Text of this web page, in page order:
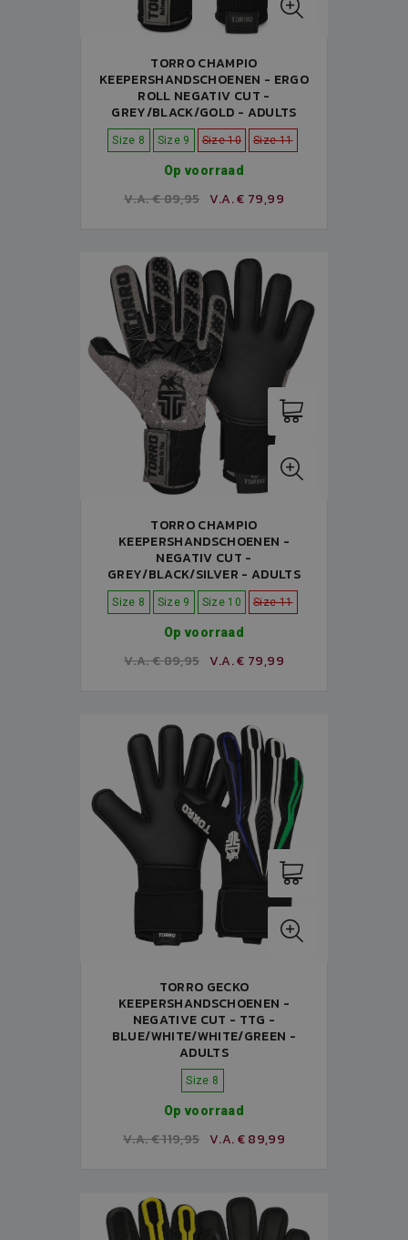
TORRO CHAMPIO
KEEPERSHANDSCHOENEN - ERGO
ROLL NEGATIV CUT -
GREY/BLACK/GOLD - ADULTS
Size 8 Size 9 Size 10 Size 11
Op voorraad
V.A. € 89,95 V.A. € 79,99
TORRO CHAMPIO
KEEPERSHANDSCHOENEN -
NEGATIV CUT -
GREY/BLACK/SILVER - ADULTS
Size 8 Size 9 Size 10 Size 11
Op voorraad
V.A. € 89,95 V.A. € 79,99
TORRO GECKO
KEEPERSHANDSCHOENEN -
NEGATIVE CUT - TTG -
BLUE/WHITE/WHITE/GREEN -
ADULTS
Size 8
Op voorraad
V.A. € 119,95 V.A. € 89,99